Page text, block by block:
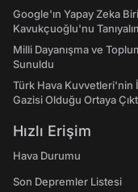
Google'ın Yapay Zeka
Kavukçuoğlu'nu
Milli Dayanışma ve
Sunuldu
Türk Hava Kuvvetleri'nin
Gazisi Olduğu Ortaya
Hızlı Erişim
Hava Durumu
Son Depremler Listesi